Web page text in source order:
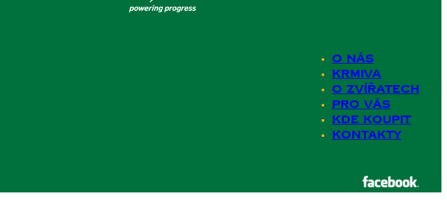
O nás
Krmiva
O zvířatech
Pro Vás
Kde koupit
Kontakty